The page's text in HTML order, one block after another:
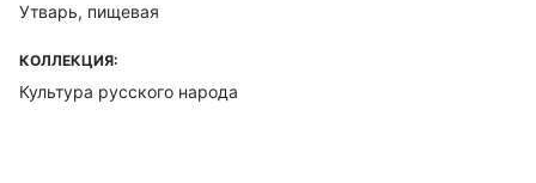
Утварь, пищевая
КОЛЛЕКЦИЯ:
Культура русского народа